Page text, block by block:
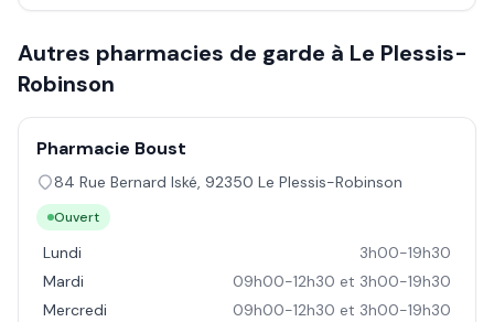
Autres pharmacies de garde à Le Plessis-
Robinson
Pharmacie Boust
84 Rue Bernard Iské, 92350 Le Plessis-Robinson
Ouvert
Lundi
3h00-19h30
Mardi
09h00-12h30 et 3h00-19h30
Mercredi
09h00-12h30 et 3h00-19h30